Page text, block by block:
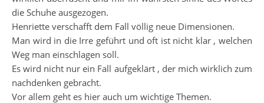
die Schuhe ausgezogen.
Henriette verschafft dem Fall völlig neue Dimensionen.
Man wird in die Irre geführt und oft ist nicht klar , welchen
Weg man einschlagen soll.
Es wird nicht nur ein Fall aufgeklärt , der mich wirklich zum
nachdenken gebracht.
Vor allem geht es hier auch um wichtige Themen.